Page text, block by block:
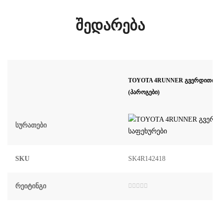
შედარება
TOYOTA 4RUNNER გვერდითი
(პაროგები)
Სურათები
SKU SK4R142418
Რეიტინგი